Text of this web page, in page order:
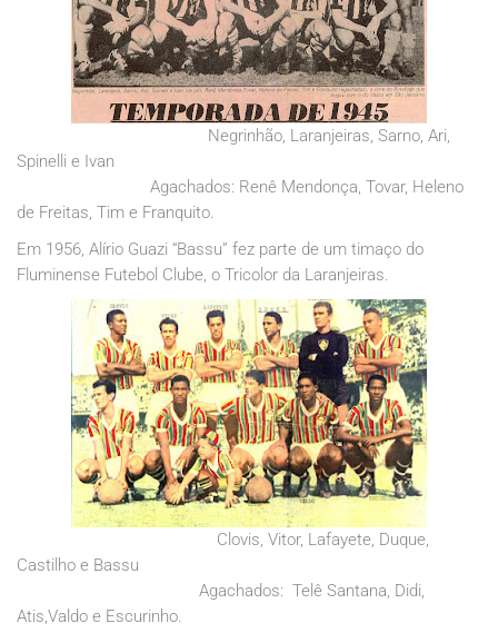
Negrinhão, Laranjeiras, Sarno, Ari,
Spinelli e Ivan
Agachados: Renê Mendonça, Tovar, Heleno
de Freitas, Tim e Franquito.
Em 1956, Alírio Guazi “Bassu” fez parte de um timaço do
Fluminense Futebol Clube, o Tricolor da Laranjeiras.
Clovis, Vitor, Lafayete, Duque,
Castilho e Bassu
Agachados: Telê Santana, Didi,
Atis,Valdo e Escurinho.